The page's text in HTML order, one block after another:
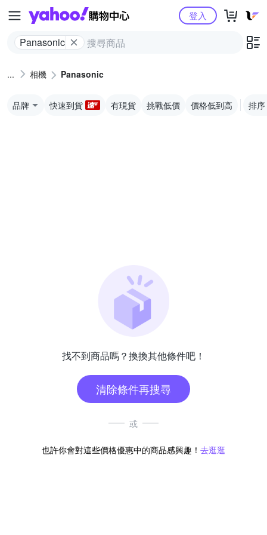
Yahoo購物中心
Panasonic
登入
相機 Panasonic
品牌 快速到貨 有現貨 挑戰低價 價格低到高 排序
找不到商品嗎？換換其他條件吧！
清除條件再搜尋
或
也許你會對這些價格優惠中的商品感興趣！ 去逛逛